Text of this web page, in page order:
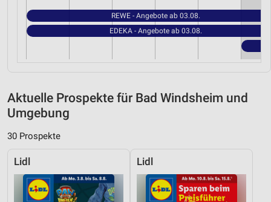
REWE - Angebote ab 03.08.
EDEKA - Angebote ab 03.08.
Aktuelle Prospekte für Bad Windsheim und
Umgebung
30 Prospekte
Lidl Lidl